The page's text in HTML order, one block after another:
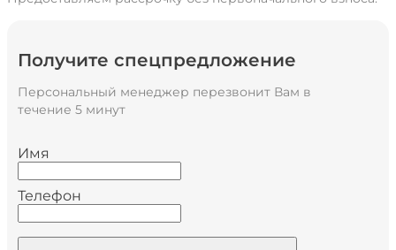
Получите спецпредложение
Персональный менеджер перезвонит Вам в
течение 5 минут
Имя
Телефон